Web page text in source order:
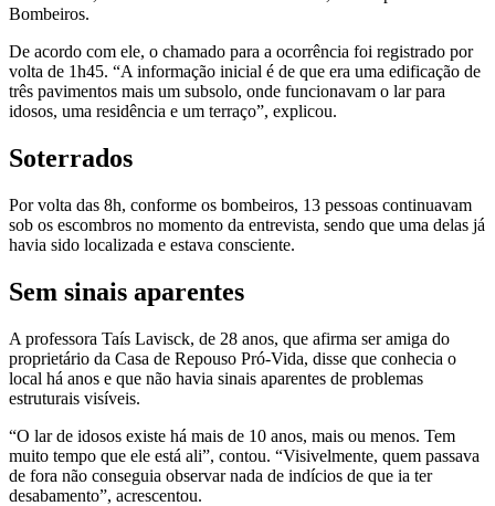
Bombeiros.
De acordo com ele, o chamado para a ocorrência foi registrado por
volta de 1h45. “A informação inicial é de que era uma edificação de
três pavimentos mais um subsolo, onde funcionavam o lar para
idosos, uma residência e um terraço”, explicou.
Soterrados
Por volta das 8h, conforme os bombeiros, 13 pessoas continuavam
sob os escombros no momento da entrevista, sendo que uma delas já
havia sido localizada e estava consciente.
Sem sinais aparentes
A professora Taís Lavisck, de 28 anos, que afirma ser amiga do
proprietário da Casa de Repouso Pró-Vida, disse que conhecia o
local há anos e que não havia sinais aparentes de problemas
estruturais visíveis.
“O lar de idosos existe há mais de 10 anos, mais ou menos. Tem
muito tempo que ele está ali”, contou. “Visivelmente, quem passava
de fora não conseguia observar nada de indícios de que ia ter
desabamento”, acrescentou.